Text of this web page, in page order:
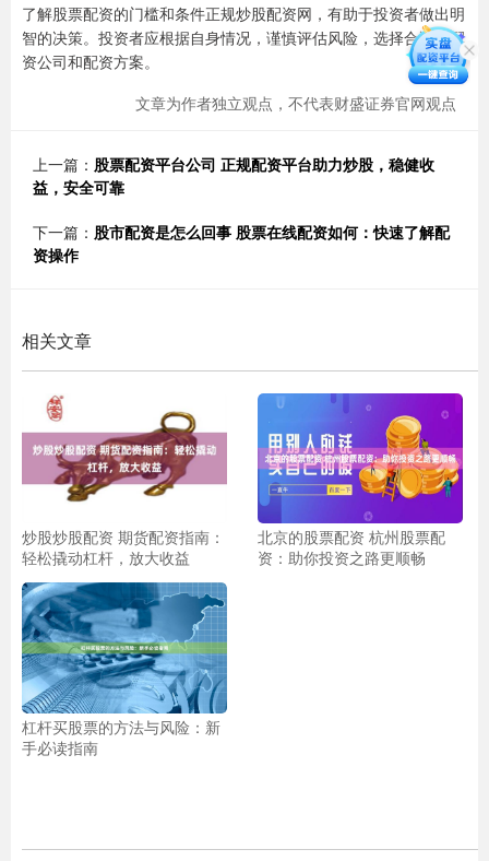
了解股票配资的门槛和条件正规炒股配资网，有助于投资者做出明
智的决策。投资者应根据自身情况，谨慎评估风险，选择合适的配
资公司和配资方案。
文章为作者独立观点，不代表财盛证券官网观点
上一篇： 股票配资平台公司 正规配资平台助力炒股，稳健收
益，安全可靠
下一篇： 股市配资是怎么回事 股票在线配资如何：快速了解配
资操作
相关文章
炒股炒股配资 期货配资指南：
轻松撬动杠杆，放大收益
北京的股票配资 杭州股票配
资：助你投资之路更顺畅
杠杆买股票的方法与风险：新
手必读指南